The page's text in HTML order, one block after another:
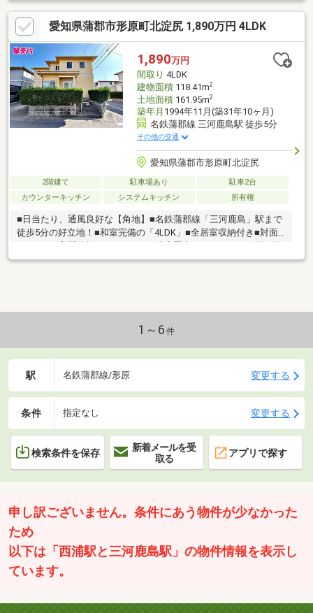
愛知県蒲郡市形原町北淀尻 1,890万円 4LDK
1,890万円
間取り 4LDK
建物面積118.41m2
土地面積161.95m2
築年月 1994年11月(築31年10ヶ月)
名鉄蒲郡線 三河鹿島駅 徒歩5分
その他の交通
愛知県蒲郡市形原町北淀尻
2階建て 駐車場あり
駐車2台
カウンターキッチン
システムキッチン 所有権
■日当たり、通風良好な【角地】■名鉄蒲郡線「三河鹿島」駅まで
徒歩5分の好立地！■和室完備の「4LDK」■全居室収納付き■対面
に便利な住環境！
1～6 件
駅 名鉄蒲郡線/形原 変更する
条件 指定なし 変更する
検索条件を保存
新着メールを受
取る
アプリで探す
申し訳ございません。条件にあう物件が少なかった
ため
以下は「西浦駅と三河鹿島駅」の物件情報を表示し
ています。